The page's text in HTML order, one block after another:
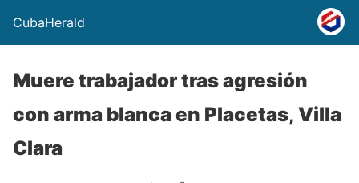
CubaHerald
Muere trabajador tras agresión
con arma blanca en Placetas, Villa
Clara